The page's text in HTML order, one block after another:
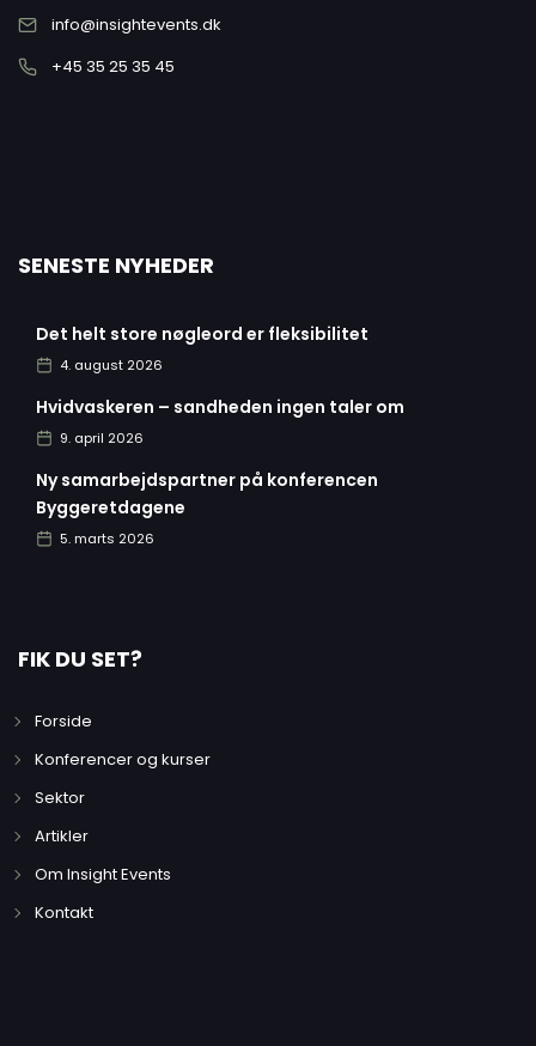
info@insightevents.dk
+45 35 25 35 45
SENESTE NYHEDER
Det helt store nøgleord er fleksibilitet
4. august 2026
Hvidvaskeren – sandheden ingen taler om
9. april 2026
Ny samarbejdspartner på konferencen
Byggeretdagene
5. marts 2026
FIK DU SET?
Forside
Konferencer og kurser
Sektor
Artikler
Om Insight Events
Kontakt